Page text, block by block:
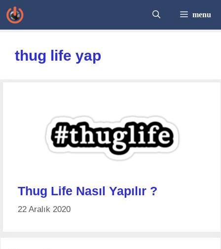
İçeriğe
atla
menu
thug life yap
Thug Life Nasıl Yapılır ?
22 Aralık 2020